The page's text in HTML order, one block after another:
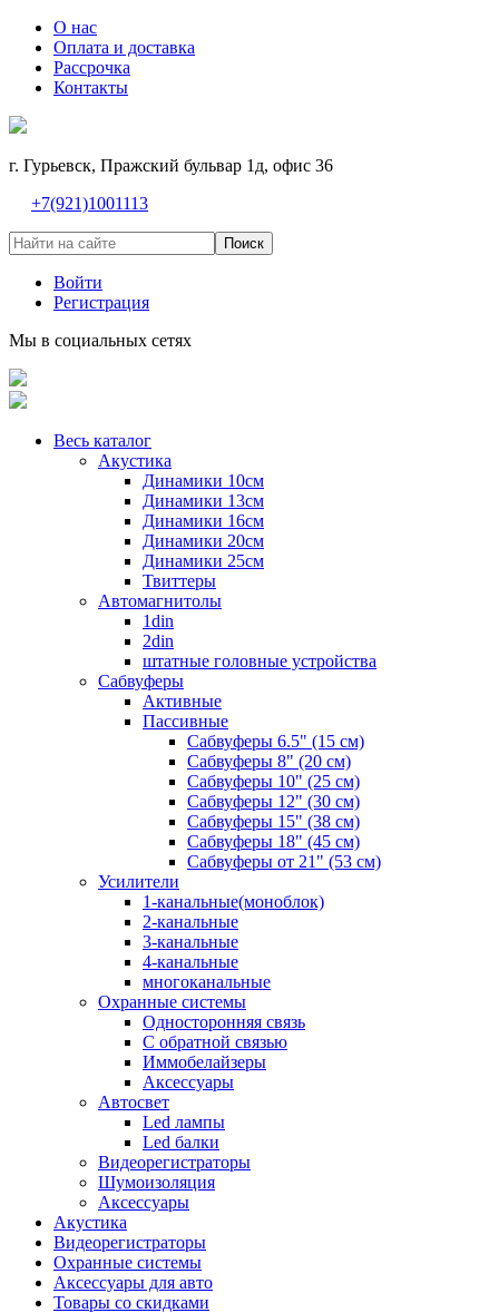
О нас
Оплата и доставка
Рассрочка
Контакты
г. Гурьевск, Пражский бульвар 1д, офис 36
+7(921)1001113
Поиск
Войти
Регистрация
Мы в социальных сетях
Весь каталог
Акустика
Динамики 10см
Динамики 13см
Динамики 16см
Динамики 20см
Динамики 25см
Твиттеры
Автомагнитолы
1din
2din
штатные головные устройства
Сабвуферы
Активные
Пассивные
Сабвуферы 6.5" (15 см)
Сабвуферы 8" (20 см)
Сабвуферы 10" (25 см)
Сабвуферы 12" (30 см)
Сабвуферы 15" (38 см)
Сабвуферы 18" (45 см)
Сабвуферы от 21" (53 см)
Усилители
1-канальные(моноблок)
2-канальные
3-канальные
4-канальные
многоканальные
Охранные системы
Односторонняя связь
С обратной связью
Иммобелайзеры
Аксессуары
Автосвет
Led лампы
Led балки
Видеорегистраторы
Шумоизоляция
Аксессуары
Акустика
Видеорегистраторы
Охранные системы
Аксессуары для авто
Товары со скидками